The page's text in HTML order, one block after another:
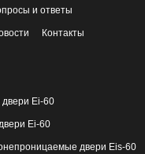
и ответы
Контакты
Ei-60
Ei-60
двери Eis-60